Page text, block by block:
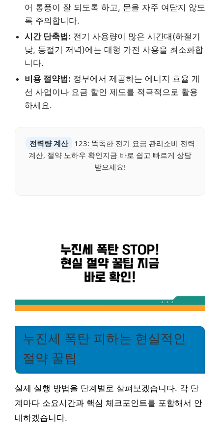
어 통풍이 잘 되도록 하고, 문을 자주 여닫지 않도
록 주의합니다.
시간 단축법: 전기 사용량이 많은 시간대(하절기
낮, 동절기 저녁)에는 대형 가전 사용을 최소화합
니다.
비용 절약법: 정부에서 제공하는 에너지 효율 개
선 사업이나 요금 할인 제도를 적극적으로 활용
하세요.
전력량 계산
123: 똑똑한 전기 요금 관리소비 전력
계산, 절약 노하우 확인지금 바로 쉽고 빠르게 상담
받으세요!
누진세 폭탄 피하는 현실적인
절약 꿀팁
실제 실행 방법을 단계별로 살펴보겠습니다. 각 단
계마다 소요시간과 핵심 체크포인트를 포함해서 안
내하겠습니다.